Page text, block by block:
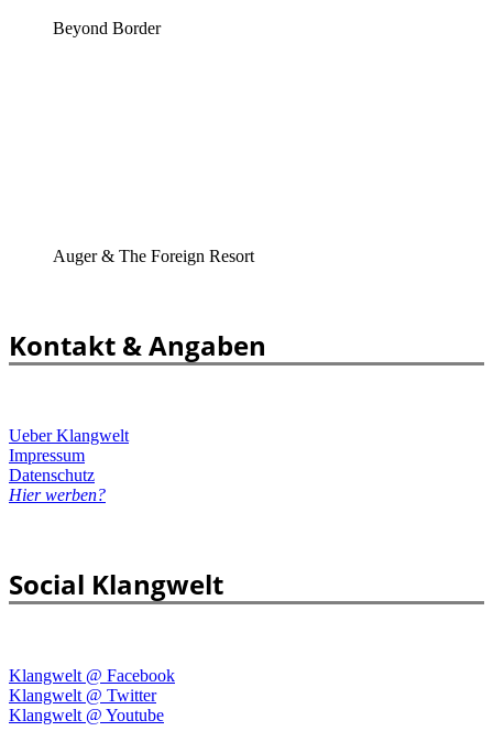
Beyond Border
Auger & The Foreign Resort
Kontakt & Angaben
Ueber Klangwelt
Impressum
Datenschutz
Hier werben?
Social Klangwelt
Klangwelt @ Facebook
Klangwelt @ Twitter
Klangwelt @ Youtube